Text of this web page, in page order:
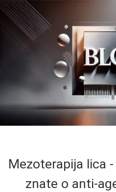
Mezoterapija lica
znate o anti-